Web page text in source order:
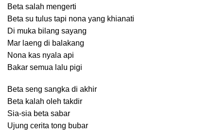
Beta salah mengerti
Beta su tulus tapi nona yang khianati
Di muka bilang sayang
Mar laeng di balakang
Nona kas nyala api
Bakar semua lalu pigi
Beta seng sangka di akhir
Beta kalah oleh takdir
Sia-sia beta sabar
Ujung cerita tong bubar